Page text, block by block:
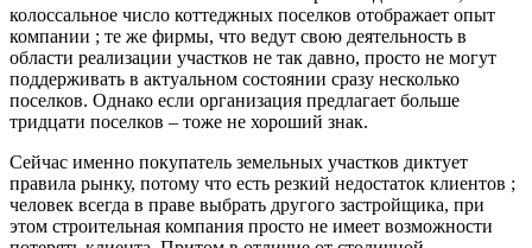
колоссальное число коттеджных поселков отображает опыт
компании ; те же фирмы, что ведут свою деятельность в
области реализации участков не так давно, просто не могут
поддерживать в актуальном состоянии сразу несколько
поселков. Однако если организация предлагает больше
тридцати поселков – тоже не хороший знак.
Сейчас именно покупатель земельных участков диктует
правила рынку, потому что есть резкий недостаток клиентов ;
человек всегда в праве выбрать другого застройщика, при
этом строительная компания просто не имеет возможности